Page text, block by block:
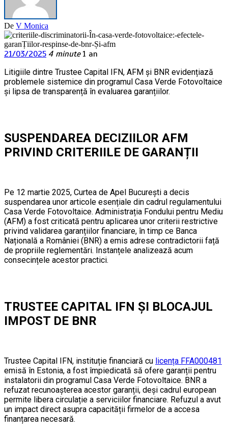
De V Monica
21/03/2025 4 minute 1 an
Litigiile dintre Trustee Capital IFN, AFM și BNR evidențiază
problemele sistemice din programul Casa Verde Fotovoltaice
și lipsa de transparență în evaluarea garanțiilor.
SUSPENDAREA DECIZIILOR AFM
PRIVIND CRITERIILE DE GARANȚII
Pe 12 martie 2025, Curtea de Apel București a decis
suspendarea unor articole esențiale din cadrul regulamentului
Casa Verde Fotovoltaice. Administrația Fondului pentru Mediu
(AFM) a fost criticată pentru aplicarea unor criterii restrictive
privind validarea garanțiilor financiare, în timp ce Banca
Națională a României (BNR) a emis adrese contradictorii față
de propriile reglementări. Instanțele analizează acum
consecințele acestor practici.
TRUSTEE CAPITAL IFN ȘI BLOCAJUL
IMPOST DE BNR
Trustee Capital IFN, instituție financiară cu licența FFA000481
emisă în Estonia, a fost împiedicată să ofere garanții pentru
instalatorii din programul Casa Verde Fotovoltaice. BNR a
refuzat recunoașterea acestor garanții, deși cadrul european
permite libera circulație a serviciilor financiare. Refuzul a avut
un impact direct asupra capacității firmelor de a accesa
finanțarea necesară.